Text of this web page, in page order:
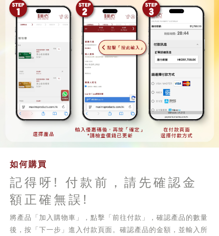
如何購買
記得呀! 付款前，請先確認金
額正確無誤!
將產品「加入購物車」，點擊「前往付款」，確認產品的數量
後，按「下一步」進入付款頁面。確認產品的金額，並輸入所